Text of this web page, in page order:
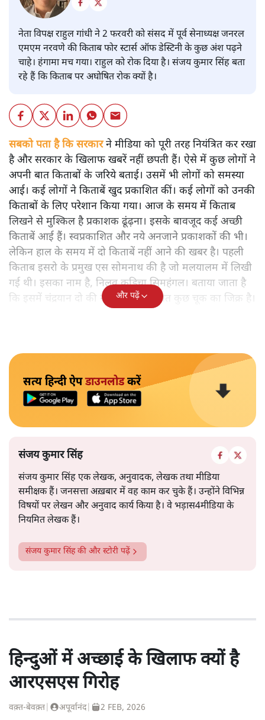
नेता विपक्ष राहुल गांधी ने 2 फरवरी को संसद में पूर्व सेनाध्यक्ष जनरल
एमएम नरवणे की किताब फोर स्टार्स ऑफ डेस्टिनी के कुछ अंश पढ़ने
चाहे। हंगामा मच गया। राहुल को रोक दिया है। संजय कुमार सिंह बता
रहे हैं कि किताब पर अघोषित रोक क्यों है।
सबको पता है कि सरकारने मीडिया को पूरी तरह नियंत्रित कर रखा
है और सरकार के खिलाफ खबरें नहीं छपती हैं। ऐसे में कुछ लोगों ने
अपनी बात किताबों के जरिये बताई। उसमें भी लोगों को समस्या
आई। कई लोगों ने किताबें खुद प्रकाशित कीं। कई लोगों को उनकी
किताबों के लिए परेशान किया गया। आज के समय में किताब
लिखने से मुश्किल है प्रकाशक ढूंढ़ना। इसके बावजूद कई अच्छी
किताबें आई हैं। स्वप्रकाशित और नये अनजाने प्रकाशकों की भी।
लेकिन हाल के समय में दो किताबें नहीं आने की खबर है। पहली
किताब इसरो के प्रमुख एस सोमनाथ की है जो मलयालम में लिखी
गई थी। इसका नाम है, निलवु कुडिचा सिमहंगल। बताया जाता है
कि इसमें चंद्रयान दो की नाकामी से संबंधित कुछ चूक का जिक्र है।
और पढ़ें
सत्य हिन्दी ऐपडाउनलोडकरें
संजय कुमार सिंह
संजय कुमार सिंह एक लेखक, अनुवादक, लेखक तथा मीडिया
समीक्षक हैं। जनसत्ता अख़बार में वह काम कर चुके हैं। उन्होंने विभिन्न
विषयों पर लेखन और अनुवाद कार्य किया है। वे भड़ास4मीडिया के
नियमित लेखक हैं।
संजय कुमार सिंहकी और स्टोरी पढ़ें
हिन्दुओं में अच्छाई के खिलाफ क्यों है
आरएसएस गिरोह
वक़्त-बेवक़्त अपूर्वानंद| 2 FEB, 2026